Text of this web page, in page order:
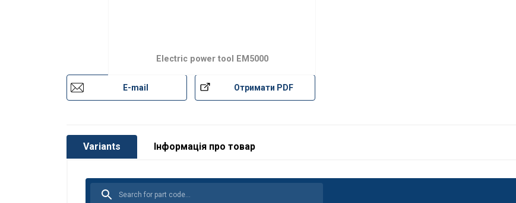
Electric power tool EM5000
E-mail Отримати PDF
Variants Інформація про товар